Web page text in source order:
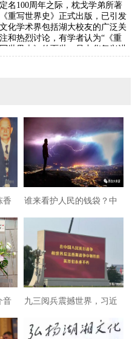
定名100周年之际，枕戈学弟所著
《重写世界史》正式出版，已引发
文化学术界包括湖大校友的广泛关
注和热烈讨论，有学者认为“《重
写世界史》的面世，是中华复兴进
香 谁来看护人民的钱袋？中
国国有银行已任凭外资控
股
音 九三阅兵震撼世界，习近
平主席检阅部队人民欢呼